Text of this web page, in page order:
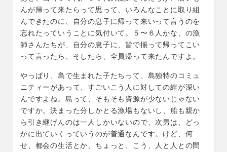
んが帰って来たらって思って、いろんなことに取り組
んできたのに、自分の息子に帰って来いって言うのを
忘れたっていうことに気付いて。５〜６人かな、の漁
師さんたちが、自分の息子に、皆で揃って帰ってこい
って言ったら、そしたら、全員帰って来たんですよ。
やっぱり、島で生まれた子たちって、島独特のコミュ
ニティーがあって、すごいこう人に対しての絆が深い
んですよね。島って、そもそも資源が少ないじゃない
ですか。決まった分しかとる漁場もないし、船も親か
ら引き継げんのは一人しかいないので、次男は、どっ
かに出ていくっていうのが普通なんです。けど、何
せ、都会の生活とか、ちょっと、こう、人と人との間